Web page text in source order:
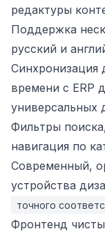
редактуры
Поддержка
русский и
Синхронизация
времени с ERP
универсальных
Фильтры
навигация по
Современный,
устройства
точного
Фронтенд